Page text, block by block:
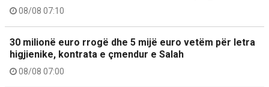
08/08 07:10
30 milionë euro rrogë dhe 5 mijë euro vetëm për letra
higjienike, kontrata e çmendur e Salah
08/08 07:00